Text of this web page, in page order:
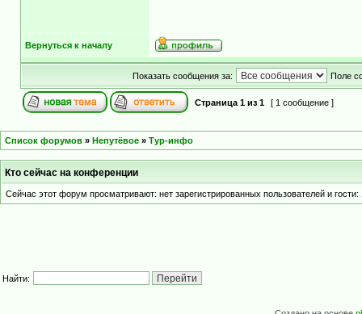
Вернуться к началу
Показать сообщения за: Поле
Страница 1 из 1 [ 1 сообщение ]
Список форумов » Непутёвое » Тур-инфо
Кто сейчас на конференции
Сейчас этот форум просматривают: нет зарегистрированных пользователей и гости:
Найти: